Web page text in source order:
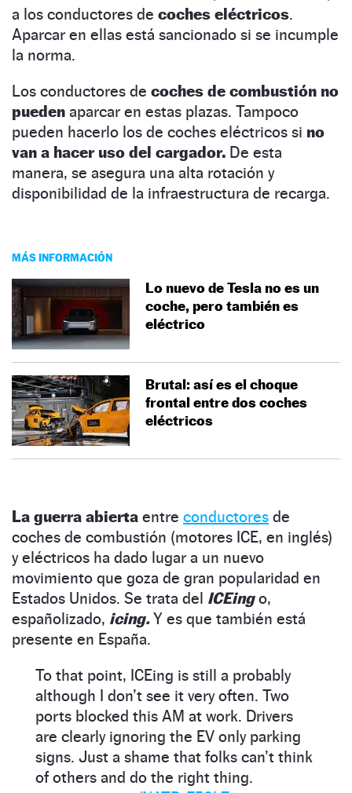
a los conductores de coches eléctricos.
Aparcar en ellas está sancionado si se incumple
la norma.
Los conductores de coches de combustión no
pueden aparcar en estas plazas. Tampoco
pueden hacerlo los de coches eléctricos si no
van a hacer uso del cargador. De esta
manera, se asegura una alta rotación y
disponibilidad de la infraestructura de recarga.
MÁS INFORMACIÓN
Lo nuevo de Tesla no es un
coche, pero también es
eléctrico
Brutal: así es el choque
frontal entre dos coches
eléctricos
La guerra abierta entre conductores de
coches de combustión (motores ICE, en inglés)
y eléctricos ha dado lugar a un nuevo
movimiento que goza de gran popularidad en
Estados Unidos. Se trata del ICEingo,
españolizado, icing.Y es que también está
presente en España.
To that point, ICEing is still a probably
although I don’t see it very often. Two
ports blocked this AM at work. Drivers
are clearly ignoring the EV only parking
signs. Just a shame that folks can’t think
of others and do the right thing.